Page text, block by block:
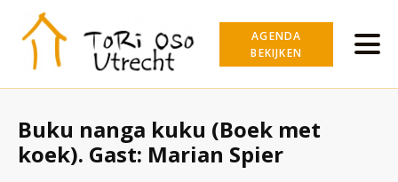
AGENDA
BEKIJKEN
Buku nanga kuku (Boek met
koek). Gast: Marian Spier